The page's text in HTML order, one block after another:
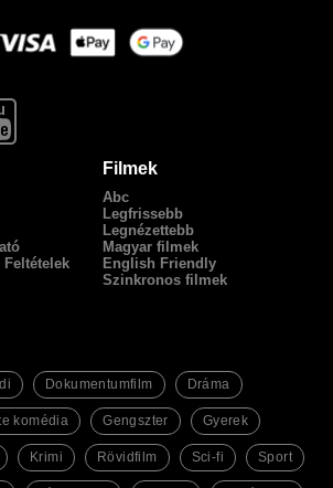
Filmek
Abc
Legfrissebb
Legnézettebb
Magyar filmek
English Friendly
Szinkronos filmek
Dokumentumfilm Dráma
komédia Gengszter Gyerek
Krimi Rövidfilm Sci-fi Sport